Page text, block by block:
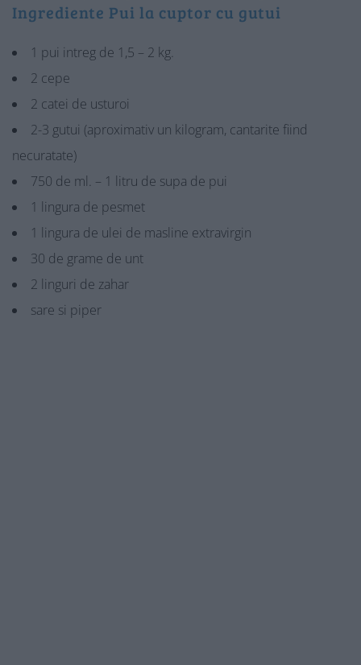
Ingrediente Pui la cuptor cu gutui
1 pui intreg de 1,5 – 2 kg.
2 cepe
2 catei de usturoi
2-3 gutui (aproximativ un kilogram, cantarite fiind
necuratate)
750 de ml. – 1 litru de supa de pui
1 lingura de pesmet
1 lingura de ulei de masline extravirgin
30 de grame de unt
2 linguri de zahar
sare si piper